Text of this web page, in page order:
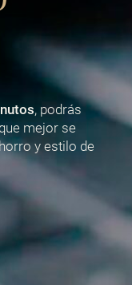
, podrás
mejor se
y estilo de